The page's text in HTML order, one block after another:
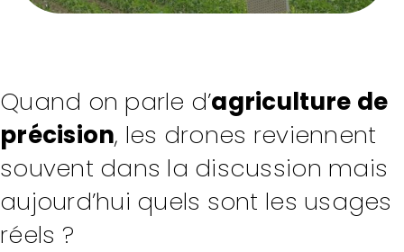
Quand on parle d’agriculture de
précision, les drones reviennent
souvent dans la discussion mais
aujourd’hui quels sont les usages
réels ?